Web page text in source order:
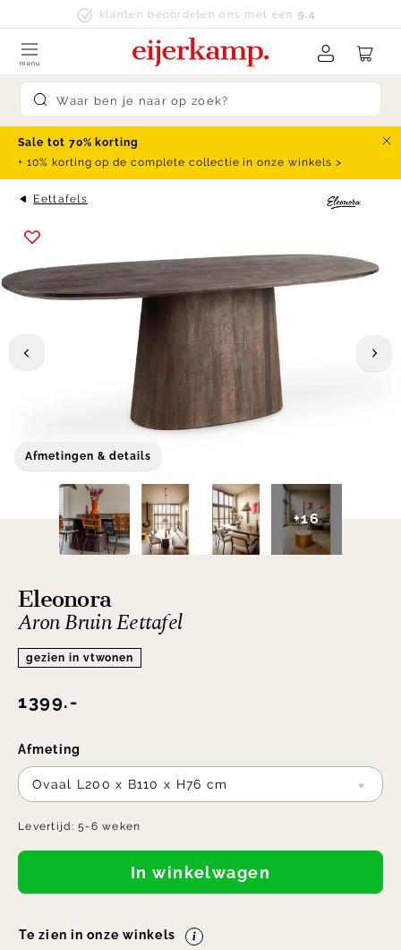
Skip to content Ruim 250 merken
Submit search
menu
Sale tot 70% korting
+ 10% korting op de complete collectie in onze winkels >
Eettafels
Afmetingen & details
+16
Eleonora
Aron Bruin Eettafel
gezien in vtwonen
1399.-
Afmeting
Ovaal L200 x B110 x H76 cm
Levertijd:5-6 weken
In winkelwagen
Te zien in onze winkels